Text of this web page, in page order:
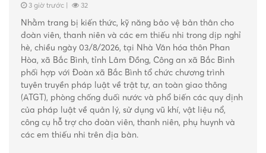
vật liệu nổ, công cụ hỗ trợ
3 giờ trước | 32
Nhằm trang bị kiến thức, kỹ năng bảo vệ bản thân cho
đoàn viên, thanh niên và các em thiếu nhi trong dịp nghỉ
hè, chiều ngày 03/8/2026, tại Nhà Văn hóa thôn Phan
Hòa, xã Bắc Bình, tỉnh Lâm Đồng, Công an xã Bắc Bình
phối hợp với Đoàn xã Bắc Bình tổ chức chương trình
tuyên truyền pháp luật về trật tự, an toàn giao thông
(ATGT), phòng chống đuối nước và phổ biến các quy định
của pháp luật về quản lý, sử dụng vũ khí, vật liệu nổ,
công cụ hỗ trợ cho đoàn viên, thanh niên, phụ huynh và
các em thiếu nhi trên địa bàn.